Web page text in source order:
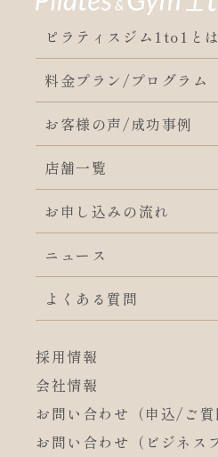
ピラティスジム1to1とは
料金プラン/プログラム
お客様の声/成功事例
店舗一覧
お申し込みの流れ
ニュース
よくある質問
採用情報
会社情報
お問い合わせ（申込/ご質
お問い合わせ（ビジネス